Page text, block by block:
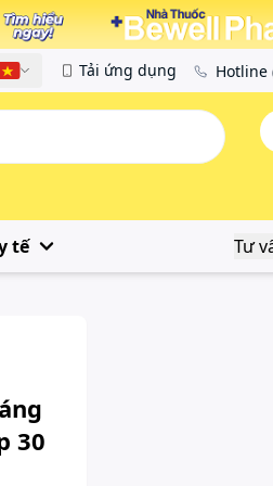
Việt Tải ứng dụng Hotline
tế Tư
30